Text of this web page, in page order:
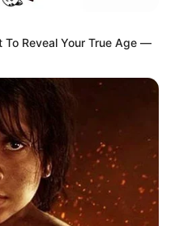
honores al subintendente
asesinado en ataque de
las disidencias en Ataco
DOBLE ASESINATO
Revelan avances en
investigación de asesinato
de policías en Tolima:
habría descripciones
faciales de los
responsables
To Reveal Your True Age —